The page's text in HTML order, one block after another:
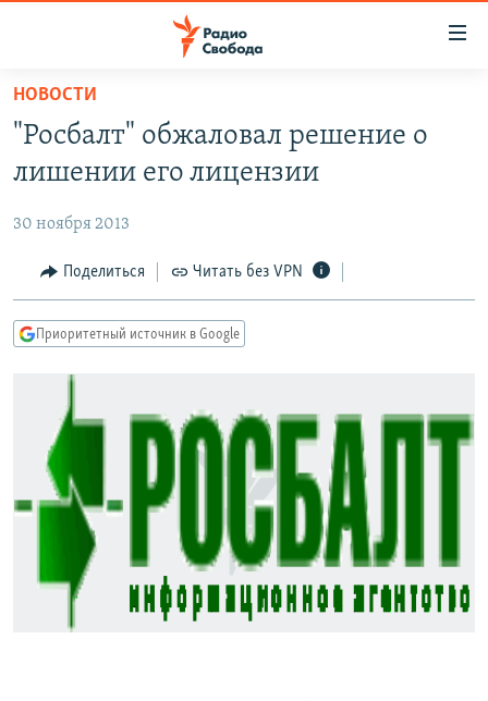
упрощенного
доступа
основному
Вернутся
главной
навигации
Вернутся
поиску
ПРОГРАММЫ
ЦИТАТЫ СВОБОДЫ
МНЕНИЯ
IDEL.РЕАЛИИ
СЕВЕР.РЕАЛИИ
СИБИРЬ.РЕАЛИИ
РАСПИСАНИЕ ВЕЩАНИЯ
ПОДПИШИТЕСЬ НА РАССЫЛКУ
СОЦИАЛЬНЫЕ СЕТИ
НОВОСТИ
"Росбалт" обжаловал решение о
лишении его лицензии
30 ноября 2013
Поделиться Читать без VPN
Приоритетный источник в Google